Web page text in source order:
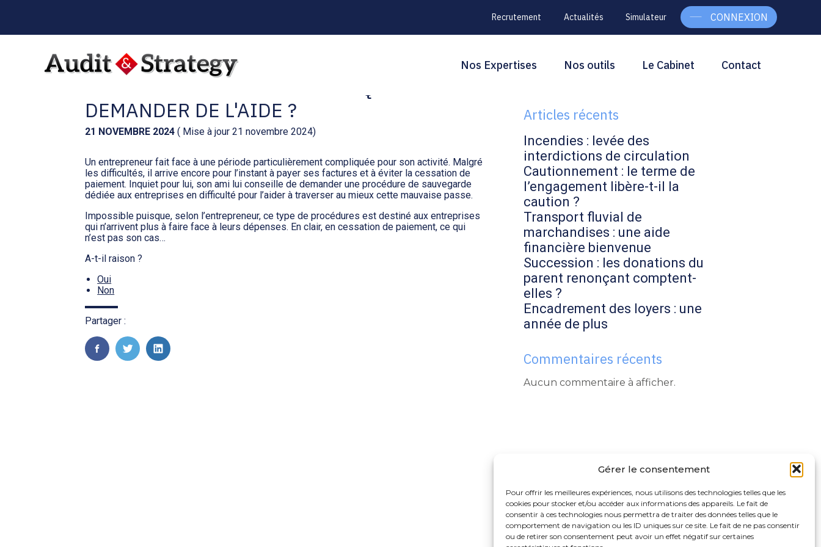
Gérer le consentement
Pour offrir les meilleures expériences, nous utilisons des technologies telles que les
cookies pour stocker et/ou accéder aux informations des appareils. Le fait de
consentir à ces technologies nous permettra de traiter des données telles que le
comportement de navigation ou les ID uniques sur ce site. Le fait de ne pas consentir
ou de retirer son consentement peut avoir un effet négatif sur certaines
sub-
header
Recrutement Actualités Simulateur CONNEXION
Aller
Principal
Nos Expertises Nos outils Le Cabinet Contact
DEMANDER DE L'AIDE ?
21 NOVEMBRE 2024 ( Mise à jour 21 novembre 2024)
Un entrepreneur fait face à une période particulièrement compliquée pour son activité. Malgré
les difficultés, il arrive encore pour l’instant à payer ses factures et à éviter la cessation de
paiement. Inquiet pour lui, son ami lui conseille de demander une procédure de sauvegarde
dédiée aux entreprises en difficulté pour l’aider à traverser au mieux cette mauvaise passe.
Impossible puisque, selon l’entrepreneur, ce type de procédures est destiné aux entreprises
qui n’arrivent plus à faire face à leurs dépenses. En clair, en cessation de paiement, ce qui
n’est pas son cas…
A-t-il raison ?
Oui
Non
Partager :
FaceBook
TwitterLinkedIn
Blog
Rechercher
Articles récents
Incendies : levée des
interdictions de circulation
Cautionnement : le terme de
l’engagement libère-t-il la
caution ?
Transport fluvial de
marchandises : une aide
financière bienvenue
Succession : les donations du
parent renonçant comptent-
elles ?
Encadrement des loyers : une
année de plus
Commentaires récents
Aucun commentaire à afficher.